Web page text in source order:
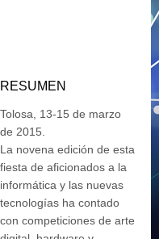
RESUMEN
Tolosa, 13-15 de marzo
de 2015.
La novena edición de esta
fiesta de aficionados a la
informática y las nuevas
tecnologías ha contado
con competiciones de arte